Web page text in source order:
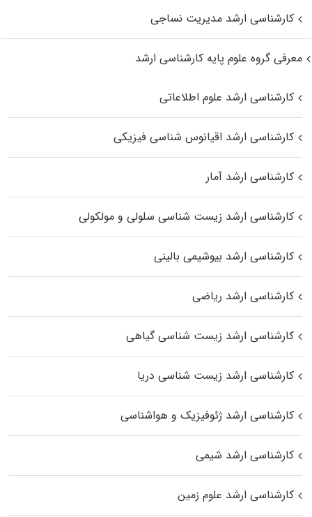
کارشناسی ارشد مدیریت نساجی
معرفی گروه علوم پایه کارشناسی ارشد
کارشناسی ارشد علوم اطلاعاتی
کارشناسی ارشد اقیانوس‌ شناسی فیزیکی
کارشناسی ارشد آمار
کارشناسی ارشد زیست شناسی سلولی و مولکولی
کارشناسی ارشد بیوشیمی بالینی
کارشناسی ارشد ریاضی
کارشناسی ارشد زیست‌ شناسی گیاهی
کارشناسی ارشد زیست‌ شناسی دریا
کارشناسی ارشد ژئوفیزیک و هواشناسی
کارشناسی ارشد شیمی
کارشناسی ارشد علوم زمین